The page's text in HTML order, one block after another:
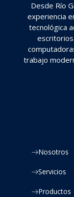
Desde Río
experiencia
tecnológica
trabajo
Nosotros
Servicios
Productos